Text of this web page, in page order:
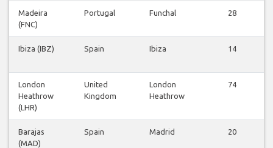
Madeira
(FNC)
Portugal Funchal 28
Ibiza (IBZ) Spain Ibiza 14
London
Heathrow
(LHR)
United
Kingdom
London
Heathrow
74
Barajas
(MAD)
Spain Madrid 20